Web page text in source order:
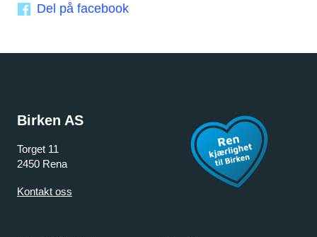
Del på facebook
Birken AS
Torget 11
2450 Rena
Kontakt oss